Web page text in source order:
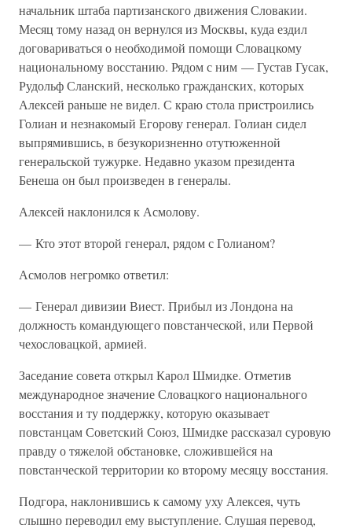
начальник штаба партизанского движения Словакии.
Месяц тому назад он вернулся из Москвы, куда ездил
договариваться о необходимой помощи Словацкому
национальному восстанию. Рядом с ним — Густав Гусак,
Рудольф Сланский, несколько гражданских, которых
Алексей раньше не видел. С краю стола пристроились
Голиан и незнакомый Егорову генерал. Голиан сидел
выпрямившись, в безукоризненно отутюженной
генеральской тужурке. Недавно указом президента
Бенеша он был произведен в генералы.
Алексей наклонился к Асмолову.
— Кто этот второй генерал, рядом с Голианом?
Асмолов негромко ответил:
— Генерал дивизии Виест. Прибыл из Лондона на
должность командующего повстанческой, или Первой
чехословацкой, армией.
Заседание совета открыл Карол Шмидке. Отметив
международное значение Словацкого национального
восстания и ту поддержку, которую оказывает
повстанцам Советский Союз, Шмидке рассказал суровую
правду о тяжелой обстановке, сложившейся на
повстанческой территории ко второму месяцу восстания.
Подгора, наклонившись к самому уху Алексея, чуть
слышно переводил ему выступление. Слушая перевод,